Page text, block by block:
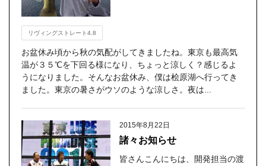
リヴィングストレート4.8
お盆休み頃から秋の気配がしてきましたね。東京も最高気
温が３５℃を下回る様になり、ちょっと涼しく？感じるよ
うになりました。そんなお盆休み、僕は桧原湖へ行ってき
ました。東京の暑さがウソのような涼しさ。夜は...
2015年8月22日
諸々お知らせ
皆さんこんにちは、開発担当の渡